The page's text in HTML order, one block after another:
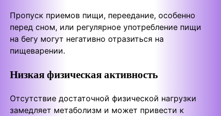
Пропуск приемов пищи, переедание, особенно
перед сном, или регулярное употребление пищи
на бегу могут негативно отразиться на
пищеварении.
Низкая физическая активность
Отсутствие достаточной физической нагрузки
замедляет метаболизм и может привести к